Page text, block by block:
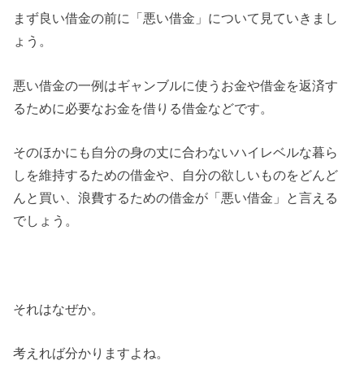
まず良い借金の前に「悪い借金」について見ていきまし
ょう。
悪い借金の一例はギャンブルに使うお金や借金を返済す
るために必要なお金を借りる借金などです。
そのほかにも自分の身の丈に合わないハイレベルな暮ら
しを維持するための借金や、自分の欲しいものをどんど
んと買い、浪費するための借金が「悪い借金」と言える
でしょう。
それはなぜか。
考えれば分かりますよね。